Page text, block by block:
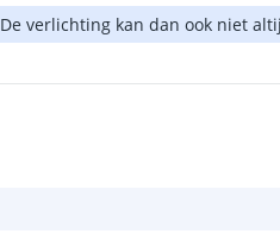
verlichting kan dan ook niet